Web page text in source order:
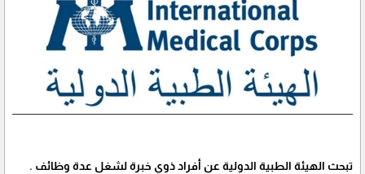
تبحث الهيئة الطبية الدولية عن أفراد ذوي خبرة لشغل عدة وظائف .